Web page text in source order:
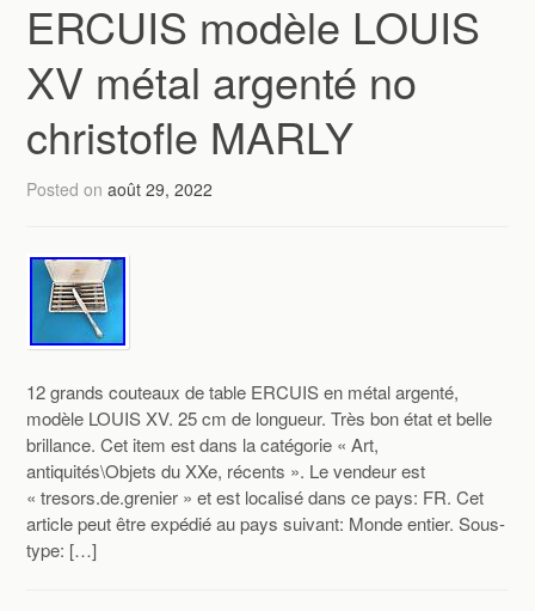
ERCUIS modèle LOUIS
XV métal argenté no
christofle MARLY
Posted onaoût 29, 2022
12 grands couteaux de table ERCUIS en métal argenté,
modèle LOUIS XV. 25 cm de longueur. Très bon état et belle
brillance. Cet item est dans la catégorie « Art,
antiquités\Objets du XXe, récents ». Le vendeur est
« tresors.de.grenier » et est localisé dans ce pays: FR. Cet
article peut être expédié au pays suivant: Monde entier. Sous-
type: […]